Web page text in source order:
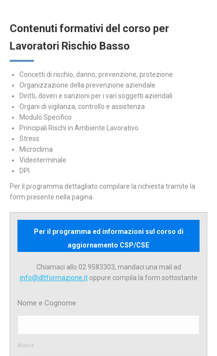
Contenuti formativi del corso per
Lavoratori Rischio Basso
Concetti di rischio, danno, prevenzione, protezione
Organizzazione della prevenzione aziendale
Diritti, doveri e sanzioni per i vari soggetti aziendali
Organi di vigilanza, controllo e assistenza
Modulo Specifico
Principali Rischi in Ambiente Lavorativo
Stress
Microclima
Videoterminale
DPI
Per il programma dettagliato compilare la richiesta tramite la
form presente nella pagina
Per il programma ed informazioni sul corso di
aggiornamento CSP/CSE
Chiamaci allo 02 9583303, mandaci una mail ad
info@dltformazione.itoppure compila la form sottostante
Nome e Cognome
Nome